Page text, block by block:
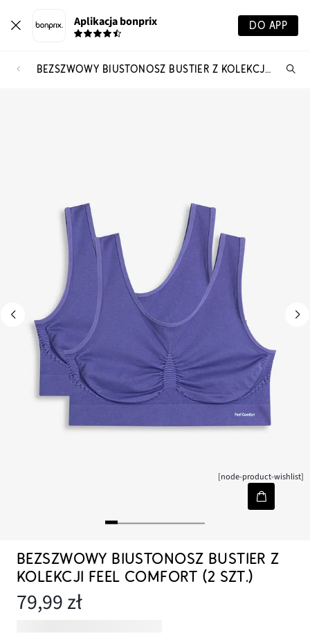
Aplikacja bonprix DO APP
BEZSZWOWY BIUSTONOSZ BUSTIER Z KOLEKCJI FEEL COMFORT (2 SZT.)
[node-product-wishlist]
BEZSZWOWY BIUSTONOSZ BUSTIER Z
KOLEKCJI FEEL COMFORT (2 SZT.)
79,99 zł